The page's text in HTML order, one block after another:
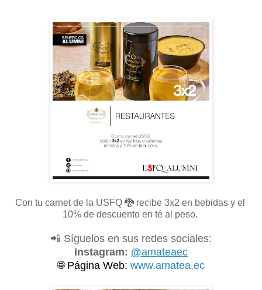
Con tu carnet de la USFQ 🐉 recibe 3x2 en bebidas y el
10% de descuento en té al peso.
📲 Síguelos en sus redes sociales:
Instagram: @amateaec
🌐 Página Web: www.amatea.ec